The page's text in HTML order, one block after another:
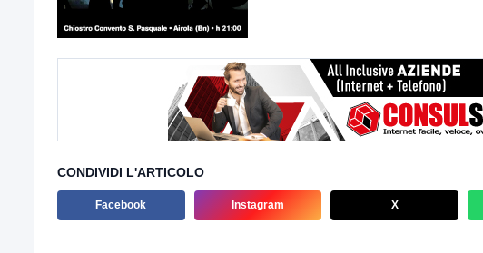
CONDIVIDI L'ARTICOLO
Facebook Instagram X